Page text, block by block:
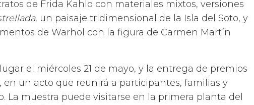
de Frida Kahlo con materiales mixtos, versiones
, un paisaje tridimensional de la Isla del Soto, y
de Warhol con la figura de Carmen Martín
el miércoles 21 de mayo, y la entrega de premios
en un acto que reunirá a participantes, familias y
La muestra puede visitarse en la primera planta del